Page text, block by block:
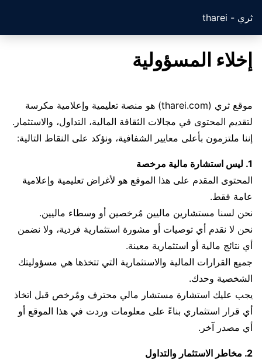
ثري - tharei
إخلاء المسؤولية
موقع ثري (tharei.com) هو منصة تعليمية وإعلامية مكرسة
لتقديم المحتوى في مجالات الثقافة المالية، التداول، والاستثمار.
إننا ملتزمون بأعلى معايير الشفافية، ونؤكد على النقاط التالية:
1. ليس استشارة مالية مرخصة
المحتوى المقدم على هذا الموقع هو لأغراض تعليمية وإعلامية
عامة فقط.
نحن لسنا مستشارين ماليين مُرخصين أو وسطاء ماليين.
نحن لا نقدم أي توصيات أو مشورة استثمارية فردية، ولا نضمن
أي نتائج مالية أو استثمارية معينة.
جميع القرارات المالية والاستثمارية التي تتخذها هي مسؤوليتك
الشخصية وحدك.
يجب عليك استشارة مستشار مالي محترف ومُرخص قبل اتخاذ
أي قرار استثماري بناءً على معلومات وردت في هذا الموقع أو
أي مصدر آخر.
2. مخاطر الاستثمار والتداول